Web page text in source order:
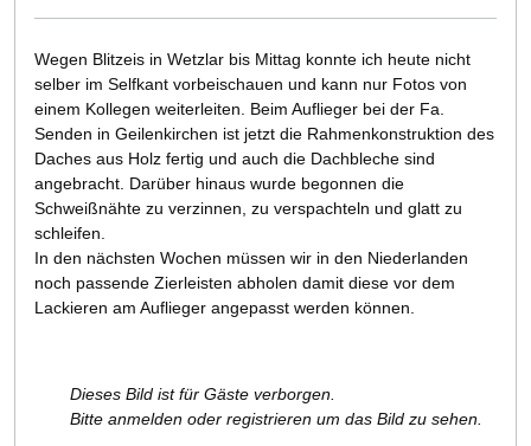
Wegen Blitzeis in Wetzlar bis Mittag konnte ich heute nicht
selber im Selfkant vorbeischauen und kann nur Fotos von
einem Kollegen weiterleiten. Beim Auflieger bei der Fa.
Senden in Geilenkirchen ist jetzt die Rahmenkonstruktion des
Daches aus Holz fertig und auch die Dachbleche sind
angebracht. Darüber hinaus wurde begonnen die
Schweißnähte zu verzinnen, zu verspachteln und glatt zu
schleifen.
In den nächsten Wochen müssen wir in den Niederlanden
noch passende Zierleisten abholen damit diese vor dem
Lackieren am Auflieger angepasst werden können.
Dieses Bild ist für Gäste verborgen.
Bitte anmelden oder registrieren um das Bild zu sehen.